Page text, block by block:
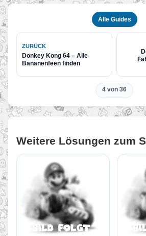
Alle Guides
ZURÜCK
Donkey Kong 64 – Alle
Bananenfeen finden
4 von 36
Weitere Lösungen zum